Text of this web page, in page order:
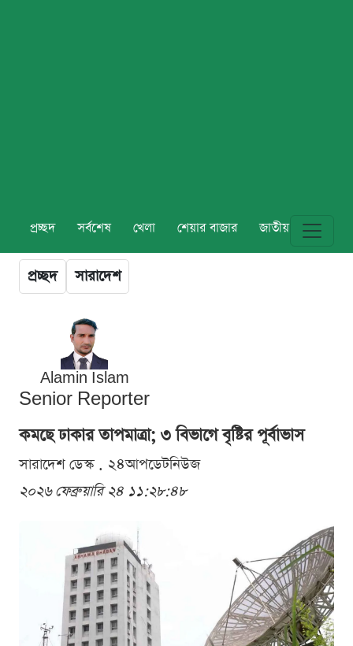
প্রচ্ছদ সর্বশেষ খেলা শেয়ার বাজার জাতীয় বিশ্ব
প্রচ্ছদ সারাদেশ
Alamin Islam
Senior Reporter
কমছে ঢাকার তাপমাত্রা; ৩ বিভাগে বৃষ্টির পূর্বাভাস
সারাদেশ ডেস্ক . ২৪আপডেটনিউজ
২০২৬ ফেব্রুয়ারি ২৪ ১১:২৮:৪৮